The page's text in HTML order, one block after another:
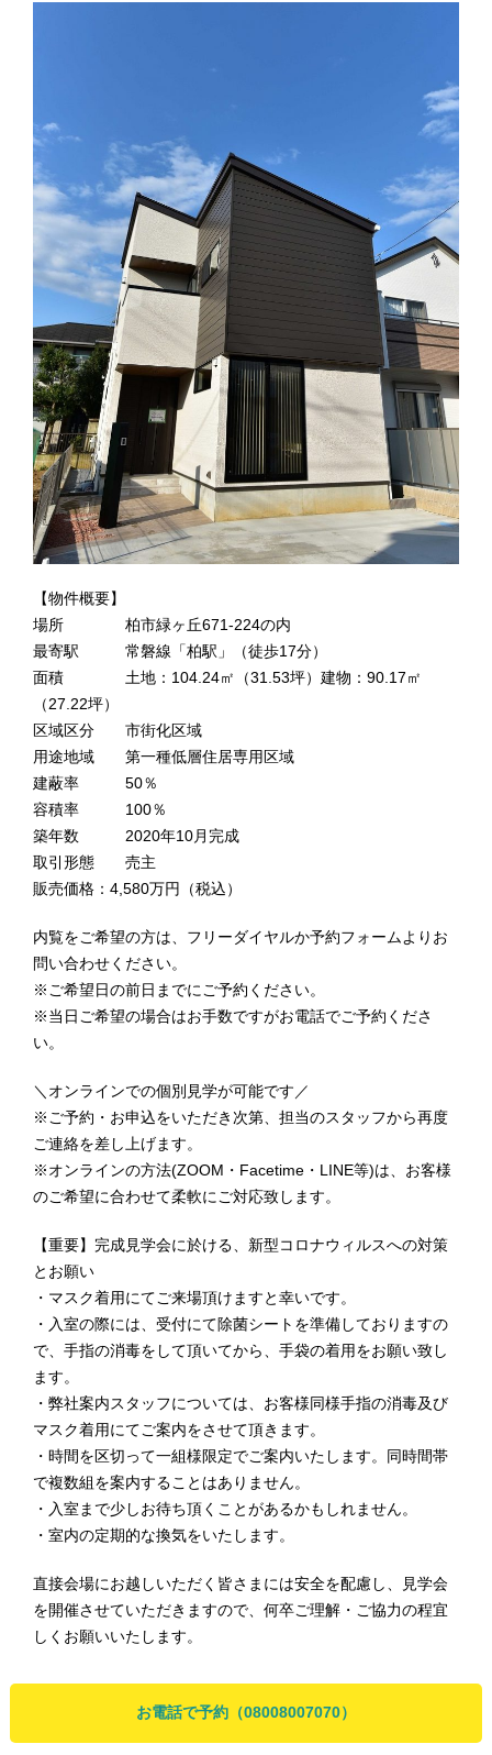
【物件概要】
場所 柏市緑ヶ丘671-224の内
最寄駅 常磐線「柏駅」（徒歩17分）
面積 土地：104.24㎡（31.53坪）建物：90.17㎡
（27.22坪）
区域区分 市街化区域
用途地域 第一種低層住居専用区域
建蔽率 50％
容積率 100％
築年数 2020年10月完成
取引形態 売主
販売価格：4,580万円（税込）
内覧をご希望の方は、フリーダイヤルか予約フォームよりお
問い合わせください。
※ご希望日の前日までにご予約ください。
※当日ご希望の場合はお手数ですがお電話でご予約くださ
い。
＼オンラインでの個別見学が可能です／
※ご予約・お申込をいただき次第、担当のスタッフから再度
ご連絡を差し上げます。
※オンラインの方法(ZOOM・Facetime・LINE等)は、お客様
のご希望に合わせて柔軟にご対応致します。
【重要】完成見学会に於ける、新型コロナウィルスへの対策
とお願い
・マスク着用にてご来場頂けますと幸いです。
・入室の際には、受付にて除菌シートを準備しておりますの
で、手指の消毒をして頂いてから、手袋の着用をお願い致し
ます。
・弊社案内スタッフについては、お客様同様手指の消毒及び
マスク着用にてご案内をさせて頂きます。
・時間を区切って一組様限定でご案内いたします。同時間帯
で複数組を案内することはありません。
・入室まで少しお待ち頂くことがあるかもしれません。
・室内の定期的な換気をいたします。
直接会場にお越しいただく皆さまには安全を配慮し、見学会
を開催させていただきますので、何卒ご理解・ご協力の程宜
しくお願いいたします。
お電話で予約（08008007070）